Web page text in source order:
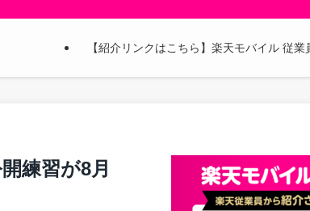
【紹介リンクはこちら】楽天モバイル 従
練習が8月